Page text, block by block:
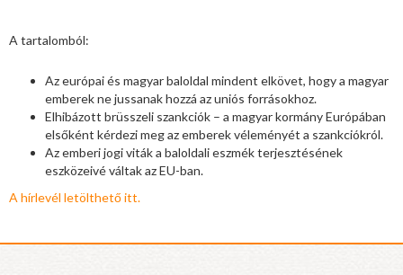
A tartalomból:
Az európai és magyar baloldal mindent elkövet, hogy a magyar
emberek ne jussanak hozzá az uniós forrásokhoz.
Elhibázott brüsszeli szankciók – a magyar kormány Európában
elsőként kérdezi meg az emberek véleményét a szankciókról.
Az emberi jogi viták a baloldali eszmék terjesztésének
eszközeivé váltak az EU-ban.
A hírlevél letölthető itt.